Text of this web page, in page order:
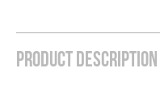
Product Description